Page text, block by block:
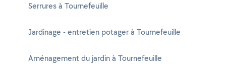
Serrures à Tournefeuille
Jardinage - entretien potager à Tournefeuille
Aménagement du jardin à Tournefeuille